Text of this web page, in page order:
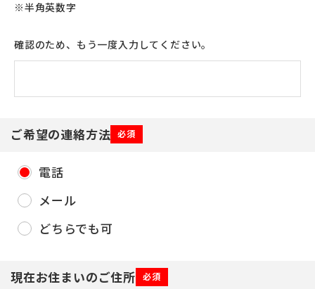
※半角英数字
確認のため、もう一度入力してください。
ご希望の連絡方法 必須
電話
メール
どちらでも可
現在お住まいのご住所 必須